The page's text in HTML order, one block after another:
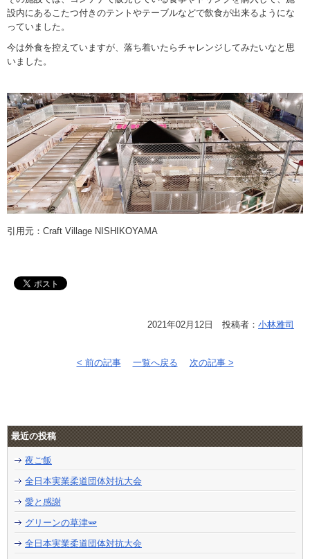
設内にあるこたつ付きのテントやテーブルなどで飲食が出来るようにな
っていました。
今は外食を控えていますが、落ち着いたらチャレンジしてみたいなと思
いました。
引用元：Craft Village NISHIKOYAMA
2021年02月12日 投稿者： 小林雅司
< 前の記事 一覧へ戻る 次の記事 >
最近の投稿
夜ご飯
全日本実業柔道団体対抗大会
愛と感謝
グリーンの草津🫛
全日本実業柔道団体対抗大会